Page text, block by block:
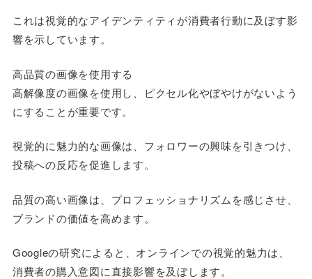
これは視覚的なアイデンティティが消費者行動に及ぼす影
響を示しています。
高品質の画像を使用する
高解像度の画像を使用し、ピクセル化やぼやけがないよう
にすることが重要です。
視覚的に魅力的な画像は、フォロワーの興味を引きつけ、
投稿への反応を促進します。
品質の高い画像は、プロフェッショナリズムを感じさせ、
ブランドの価値を高めます。
Googleの研究によると、オンラインでの視覚的魅力は、
消費者の購入意図に直接影響を及ぼします。